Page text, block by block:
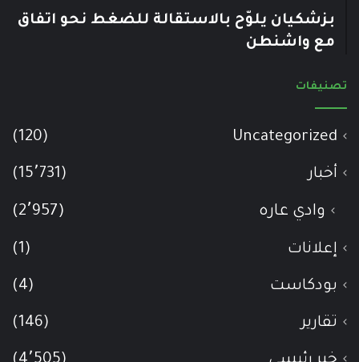
بزشكيان يلوّح بالاستقالة للضغط نحو اتفاق
مع واشنطن
تصنيفات
Uncategorized
(120)
أخبار (15٬731)
وادي عاره (2٬957)
إعلانات (1)
بودكاست (4)
تقارير (146)